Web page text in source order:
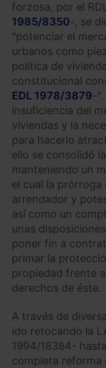
forzosa, por el
1985/8350-, se
"potenciar el
urbanos como
política de
constitucional
EDL 1978/3879-".
insuficiencia del
viviendas y la
para hacerlo
ello se consolidó
manteniendo un
el cual la
arrendador y
así como un
unas
poner fin a
primar la
propiedad frente
derechos de éste.
A través de
ido retocando la
1994/18384-
completa reforma